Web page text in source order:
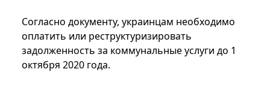
Согласно документу, украинцам необходимо
оплатить или реструктуризировать
задолженность за коммунальные услуги до 1
октября 2020 года.